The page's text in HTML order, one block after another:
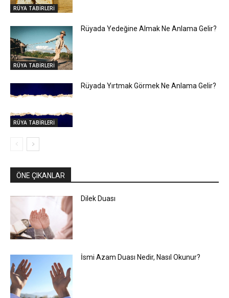
RÜYA TABİRLERİ
RÜYA TABİRLERİ
Rüyada Yedeğine Almak Ne Anlama Gelir?
RÜYA TABİRLERİ
Rüyada Yırtmak Görmek Ne Anlama Gelir?
ÖNE ÇIKANLAR
Dilek Duası
İsmi Azam Duası Nedir, Nasıl Okunur?